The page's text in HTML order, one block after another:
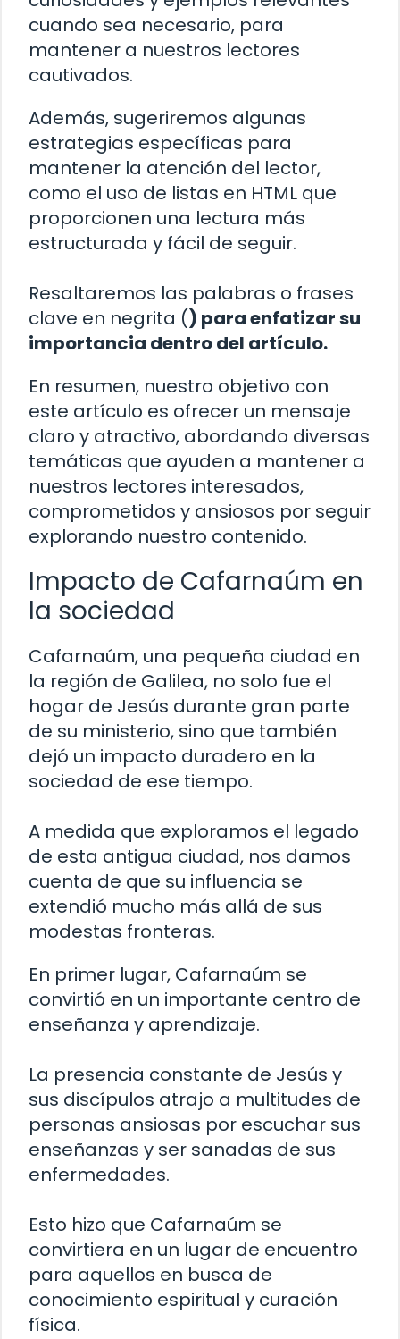
cuando sea necesario, para
mantener a nuestros lectores
cautivados.
Además, sugeriremos algunas
estrategias específicas para
mantener la atención del lector,
como el uso de listas en HTML que
proporcionen una lectura más
estructurada y fácil de seguir.
Resaltaremos las palabras o frases
clave en negrita () para enfatizar su
importancia dentro del artículo.
En resumen, nuestro objetivo con
este artículo es ofrecer un mensaje
claro y atractivo, abordando diversas
temáticas que ayuden a mantener a
nuestros lectores interesados,
comprometidos y ansiosos por seguir
explorando nuestro contenido.
Impacto de Cafarnaúm en
la sociedad
Cafarnaúm, una pequeña ciudad en
la región de Galilea, no solo fue el
hogar de Jesús durante gran parte
de su ministerio, sino que también
dejó un impacto duradero en la
sociedad de ese tiempo.
A medida que exploramos el legado
de esta antigua ciudad, nos damos
cuenta de que su influencia se
extendió mucho más allá de sus
modestas fronteras.
En primer lugar, Cafarnaúm se
convirtió en un importante centro de
enseñanza y aprendizaje.
La presencia constante de Jesús y
sus discípulos atrajo a multitudes de
personas ansiosas por escuchar sus
enseñanzas y ser sanadas de sus
enfermedades.
Esto hizo que Cafarnaúm se
convirtiera en un lugar de encuentro
para aquellos en busca de
conocimiento espiritual y curación
física.